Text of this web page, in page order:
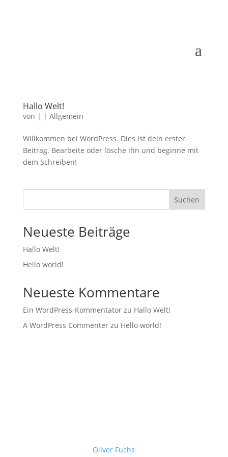
Hallo Welt!
von | | Allgemein
Willkommen bei WordPress. Dies ist dein ers­ter
Beitrag. Bearbeite oder lö­sche ihn und be­gin­ne mit
dem Schreiben!
Suchen
Neueste Beiträge
Hallo Welt!
Hello world!
Neueste Kommentare
Ein WordPress-Kommentatorzu Hallo Welt!
A WordPress Commenterzu Hello world!
Oliver Fuchs